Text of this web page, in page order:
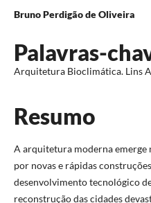
Bruno Perdigão de Oliveira
Palavras-
Arquitetura Bioclimática. Lins
Resumo
A arquitetura moderna emerge
por novas e rápidas
desenvolvimento tecnológico
reconstrução das cidades